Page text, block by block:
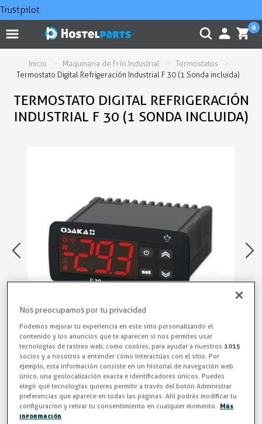
Trustpilot
0
Inicio Maquinaria de Frío Industrial
Termostatos
Termostato Digital Refrigeración Industrial F 30 (1 Sonda incluida)
TERMOSTATO DIGITAL REFRIGERACIÓN
INDUSTRIAL F 30 (1 SONDA INCLUIDA)
Termostato Refrigeración Industrial
Termostato Digital Refrigeración. F 30 (1 Sonda incluida).
32x74 mm. 3 Entradas NTC. O 1 entrada digital + 2
Nos preocupamos por tu privacidad
Podemos mejorar tu experiencia en este sitio personalizando el
contenido y los anuncios que te aparecen si nos permites usar
tecnologías de rastreo web, como cookies, para ayudar a nuestros 1015
socios y a nosotros a entender cómo interactúas con el sitio. Por
ejemplo, esta información consiste en un historial de navegación web
único, una geolocalización exacta e identificadores únicos. Puedes
elegir qué tecnologías quieres permitir a través del botón Administrar
preferencias que aparece en todas las páginas. Ahí podrás modificar tu
configuración y retirar tu consentimiento en cualquier momento. Más
información